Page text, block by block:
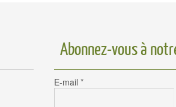
Abonnez-vous à
E-mail *